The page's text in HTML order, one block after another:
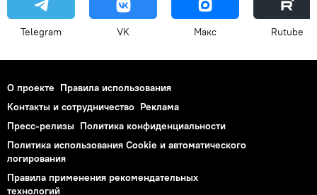
Telegram VK Макс Rutube
О проекте Правила использования
Контакты и сотрудничество Реклама
Пресс-релизы Политика конфиденциальности
Политика использования Cookie и автоматического
логирования
Правила применения рекомендательных
технологий